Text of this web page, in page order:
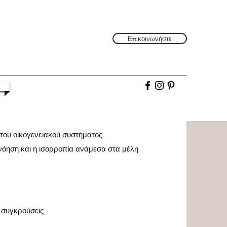
Επικοινωνήστε
οικογενειακού συστήματος.
και η ισορροπία ανάμεσα στα μέλη.